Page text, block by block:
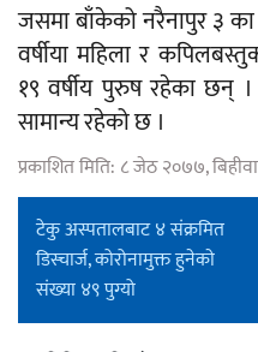
जसमा बाँकेको नरैनापुर ३
वर्षीया महिला र
१९ वर्षीय पुरुष रहेका छन्
सामान्य रहेको छ ।
प्रकाशित मिति: ८ जेठ २०७७,
टेकु अस्पतालबाट ४ संक्रमित
डिस्चार्ज, कोरोनामुक्त हुनेकाे
संख्या ४९ पुग्यो